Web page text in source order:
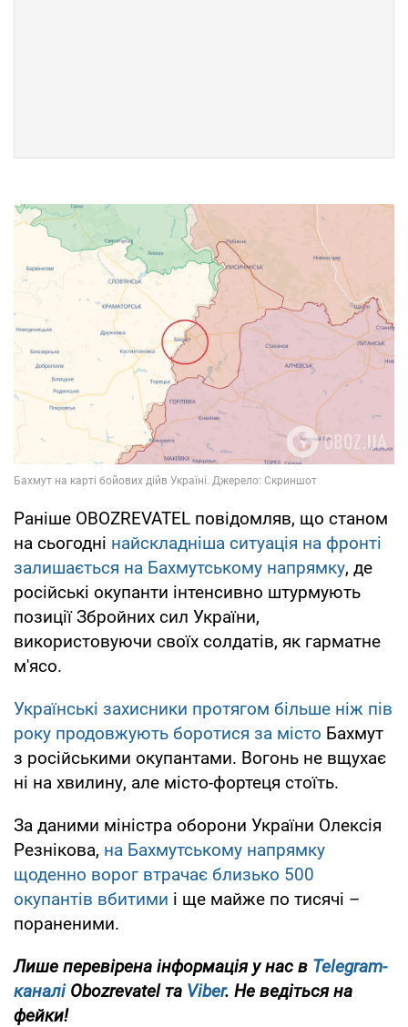
Раніше OBOZREVATEL повідомляв, що станом
на сьогодні найскладніша ситуація на фронті
залишається на Бахмутському напрямку, де
російські окупанти інтенсивно штурмують
позиції Збройних сил України,
використовуючи своїх солдатів, як гарматне
м'ясо.
Українські захисники протягом більше ніж пів
року продовжують боротися за місто Бахмут
з російськими окупантами. Вогонь не вщухає
ні на хвилину, але місто-фортеця стоїть.
За даними міністра оборони України Олексія
Резнікова, на Бахмутському напрямку
щоденно ворог втрачає близько 500
окупантів вбитими і ще майже по тисячі –
пораненими.
Лише перевірена інформація у нас в Telegram-
каналіObozrevatel та Viber. Не ведіться на
фейки!